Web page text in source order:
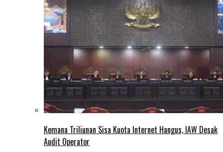
Kemana Triliunan Sisa Kuota Internet Hangus, IAW Desak
Audit Operator